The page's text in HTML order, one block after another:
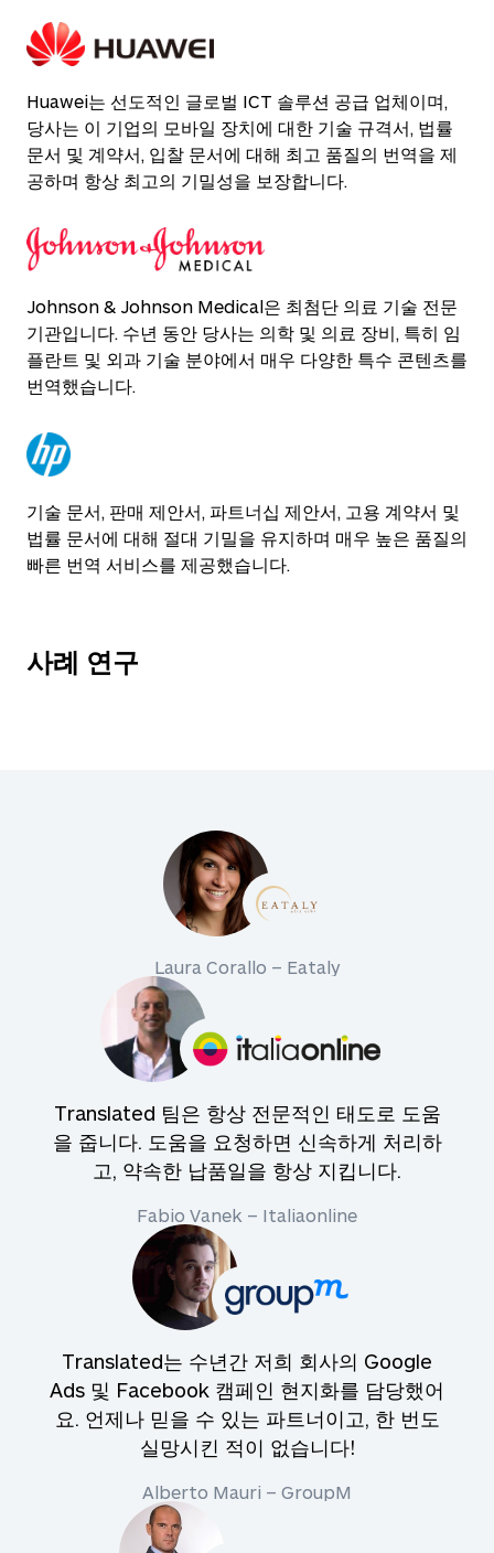
사례 연구
Huawei는 선도적인 글로벌 ICT 솔루션 공급 업체이며,
당사는 이 기업의 모바일 장치에 대한 기술 규격서, 법률
문서 및 계약서, 입찰 문서에 대해 최고 품질의 번역을 제
공하며 항상 최고의 기밀성을 보장합니다.
Johnson & Johnson Medical은 최첨단 의료 기술 전문
기관입니다. 수년 동안 당사는 의학 및 의료 장비, 특히 임
플란트 및 외과 기술 분야에서 매우 다양한 특수 콘텐츠를
번역했습니다.
기술 문서, 판매 제안서, 파트너십 제안서, 고용 계약서 및
법률 문서에 대해 절대 기밀을 유지하며 매우 높은 품질의
빠른 번역 서비스를 제공했습니다.
Laura Corallo – Eataly
Translated 팀은 항상 전문적인 태도로 도움
을 줍니다. 도움을 요청하면 신속하게 처리하
고, 약속한 납품일을 항상 지킵니다.
Fabio Vanek – Italiaonline
Translated는 수년간 저희 회사의 Google
Ads 및 Facebook 캠페인 현지화를 담당했어
요. 언제나 믿을 수 있는 파트너이고, 한 번도
실망시킨 적이 없습니다!
Alberto Mauri – GroupM